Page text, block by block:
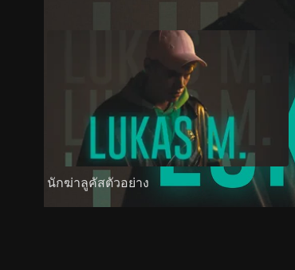
นักฆ่าลูคัสตัวอย่าง